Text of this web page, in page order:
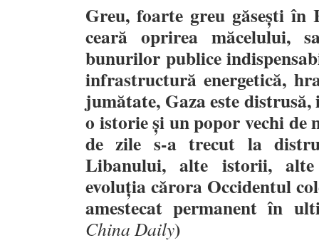
Greu, foarte greu găsești în
ceară oprirea măcelului,
bunurilor publice
infrastructură energetică,
jumătate, Gaza este
o istorie și un popor vechi de
de zile s-a trecut la
Libanului, alte istorii,
evoluția cărora Occidentul
amestecat permanent în
China Daily)